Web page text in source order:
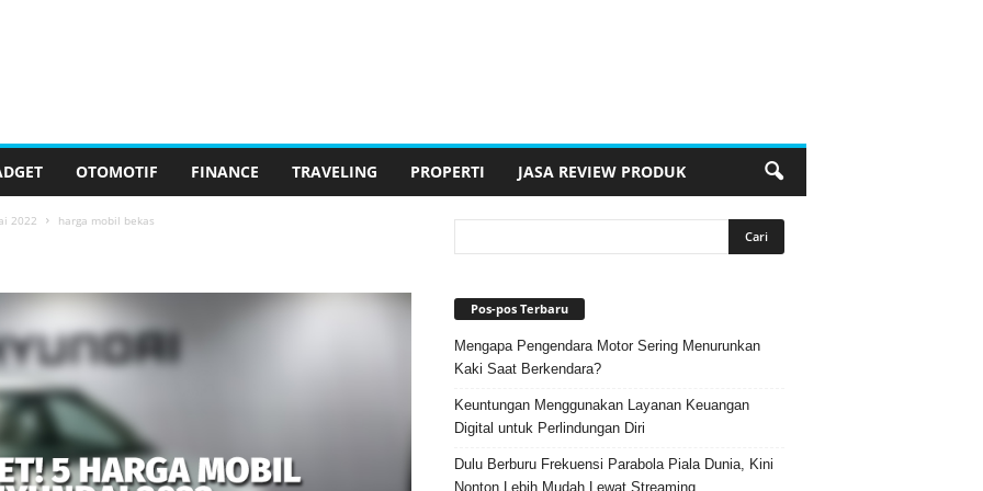
OTOMOTIF FINANCE TRAVELING PROPERTI JASA REVIEW PRODUK
2022 harga mobil bekas
Pos-pos Terbaru
Mengapa Pengendara Motor Sering Menurunkan
Kaki Saat Berkendara?
Keuntungan Menggunakan Layanan Keuangan
Digital untuk Perlindungan Diri
Dulu Berburu Frekuensi Parabola Piala Dunia, Kini
Nonton Lebih Mudah Lewat Streaming